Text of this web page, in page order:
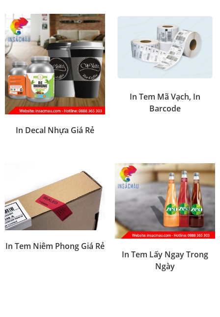
In Decal Nhựa Giá Rẻ
In Tem Mã Vạch, In
Barcode
In Tem Niêm Phong Giá Rẻ
In Tem Lấy Ngay Trong
Ngày